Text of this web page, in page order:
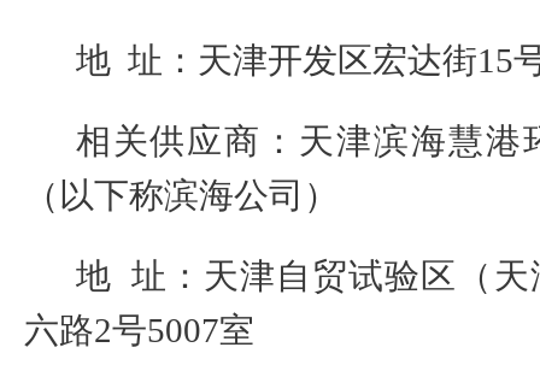
地 址：天津开发区宏达街15
相关供应商：天津滨海慧港
（以下称滨海公司）
地 址：天津自贸试验区（
六路2号5007室